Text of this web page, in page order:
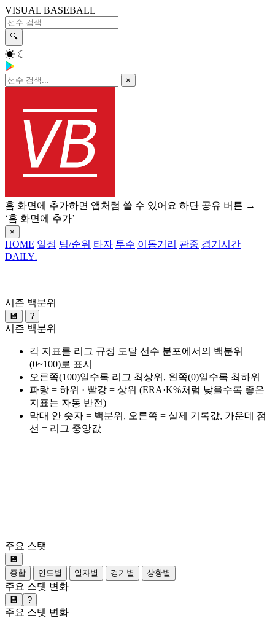
VISUAL BASEBALL
🔍
☀ ☾
×
홈 화면에 추가하면 앱처럼 쓸 수 있어요 하단 공유 버튼 →
‘홈 화면에 추가’
×
HOME 일정 팀/순위 타자 투수 이동거리 관중 경기시간
DAILY.
시즌 백분위
💾 ?
시즌 백분위
각 지표를 리그 규정 도달 선수 분포에서의 백분위
(0~100)로 표시
오른쪽(100)일수록 리그 최상위, 왼쪽(0)일수록 최하위
파랑 = 하위 · 빨강 = 상위 (ERA·K%처럼 낮을수록 좋은
지표는 자동 반전)
막대 안 숫자 = 백분위, 오른쪽 = 실제 기록값, 가운데 점
선 = 리그 중앙값
주요 스탯
💾
종합
연도별 일자별 경기별 상황별
주요 스탯 변화
💾 ?
주요 스탯 변화